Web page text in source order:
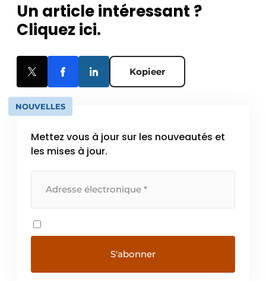
Un article intéressant ?
Cliquez ici.
Kopieer
NOUVELLES
Mettez vous à jour sur les nouveautés et
les mises à jour.